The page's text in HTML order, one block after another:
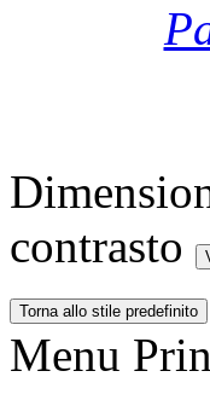
contrasto
Torna allo stile predefinito
Menu